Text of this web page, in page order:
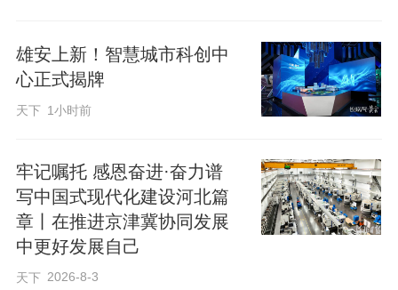
图为学生们清晨进入云溪小学。新华
社记者 秦婧 摄
孩子求学有保障，老年人的晚年生活也被
用心照料。走上社区楼栋，三楼养老驿站
内歌声阵阵、热闹十足。宽敞的活动室
里，老人们或打球、或下棋、或闲谈，各
雄安上新！智慧城市科创中
心正式揭牌
天下 1小时前
牢记嘱托 感恩奋进·奋力谱
写中国式现代化建设河北篇
章丨在推进京津冀协同发展
中更好发展自己
天下 2026-8-3